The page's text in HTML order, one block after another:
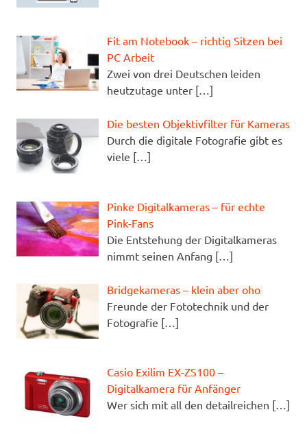
Fit am Notebook – richtig Sitzen bei
PC Arbeit
Zwei von drei Deutschen leiden
heutzutage unter […]
Die besten Objektivfilter für Kameras
Durch die digitale Fotografie gibt es
viele […]
Pinke Digitalkameras – für echte
Pink-Fans
Die Entstehung der Digitalkameras
nimmt seinen Anfang […]
Bridgekameras – klein aber oho
Freunde der Fototechnik und der
Fotografie […]
Casio Exilim EX-ZS100 –
Digitalkamera für Anfänger
Wer sich mit all den detailreichen […]